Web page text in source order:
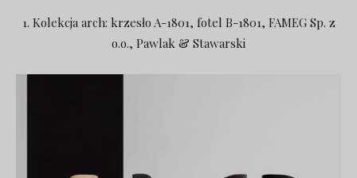
1. Kolekcja arch: krzesło A-1801, fotel B-1801, FAMEG Sp. z
o.o., Pawlak & Stawarski